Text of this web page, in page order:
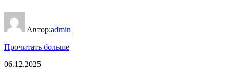
Автор:admin
Прочитать больше
06.12.2025